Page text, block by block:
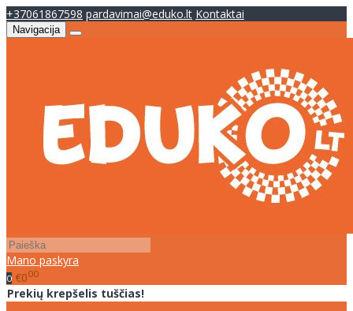
+37061867598 pardavimai@eduko.lt Kontaktai
Navigacija
Mano paskyra
0 €000
Prekių krepšelis tuščias!